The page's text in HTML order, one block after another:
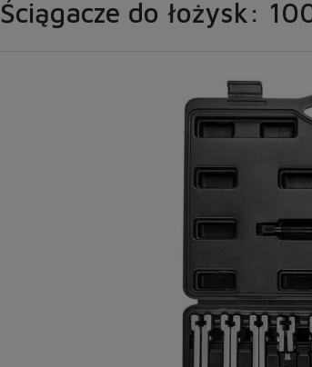
Ściągacze do łożysk: